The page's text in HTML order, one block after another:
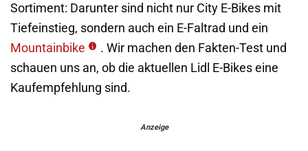
Sortiment: Darunter sind nicht nur City E-Bikes mit
Tiefeinstieg, sondern auch ein E-Faltrad und ein
Mountainbike
. Wir machen den Fakten-Test und
schauen uns an, ob die aktuellen Lidl E-Bikes eine
Kaufempfehlung sind.
Anzeige